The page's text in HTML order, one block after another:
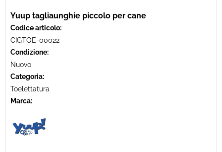
Yuup tagliaunghie piccolo per cane
Codice articolo:
CIGTOE-00022
Condizione:
Nuovo
Categoria:
Toelettatura
Marca: